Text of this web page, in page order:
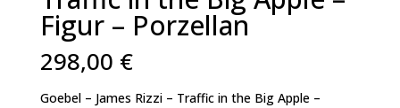
Figur – Porzellan
298,00 €
Goebel – James Rizzi – Traffic in the Big Apple –